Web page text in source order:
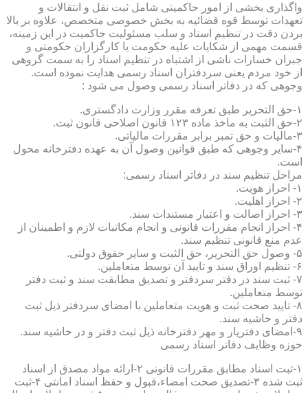
واگذاری بخشی از امور حاکمیتی شامل ثبت نقل و انتقالات و
تعهدات توسط قوه قضائیه به بخش خصوصی متخصص، علاوه بر بالا
بردن دقت در تنظیم اسناد و سلب مسئولیت حاکمیت در این زمینه،
قسمت مهمی از شکایات علیه حکومت یا کارگزاران حکومتی و
جبران خسارات ناشی از اشتباه در تنظیم اسناد را به سمت گروهی
از خود مردم یعنی سردفتران اسناد رسمی هدایت نموده است.
وجوهی که در دفاتر اسناد رسمی وصول می شود :
۱-حق التحریر طبق تعرفه مقرر وزارت دادگستری.
۲-حق الثبت به ماخذ ماده ۱۲۳ قانون اصلاحی قانون ثبت.
۳-مالیات و حق تمبر برابر مقررات مالیاتی.
۴-سایر وجوهی که طبق قوانین وصول آن به عهده دفترخانه محول
است.
مراحل تنظیم سند در دفاتر اسناد رسمی:
۱- احراز هویت.
۲- احراز اهلیت.
۳- احراز اصالت و اعتبار مستندات سند.
۴- احراز انجام مقررات قانونی و انجام مکاتبات لازم و اطمینان از
عدم منع قانونی تنظیم سند.
۵- وصول حق التحریر، حق الثبت و سایر حقوق دولتی.
۶- تنظیم اوراق سند و تایید آن توسط متعاملین.
۷- ثبت سند در دفتر سردفتر و تصدیق مطابقت سند و ثبت دفتر
توسط متعاملین.
۸- تایید صحت ثبت و هویت متعاملین با امضای سردفتر ذیل ثبت
دفتر و حاشیه سند.
۹-امضای دفتریار و مهر دفترخانه ذیل ثبت دفتر و در حاشیه سند.
حوزه وظایف دفاتر اسناد رسمی
۱-ثبت اسناد مطابق مقررات قانونی ۲-ارائه مواد مصدق از اسناد
ثبت شده ۳-تصدیق صحت امضاء،قبول و حفظ اسناد امانتی ۴-ثبت